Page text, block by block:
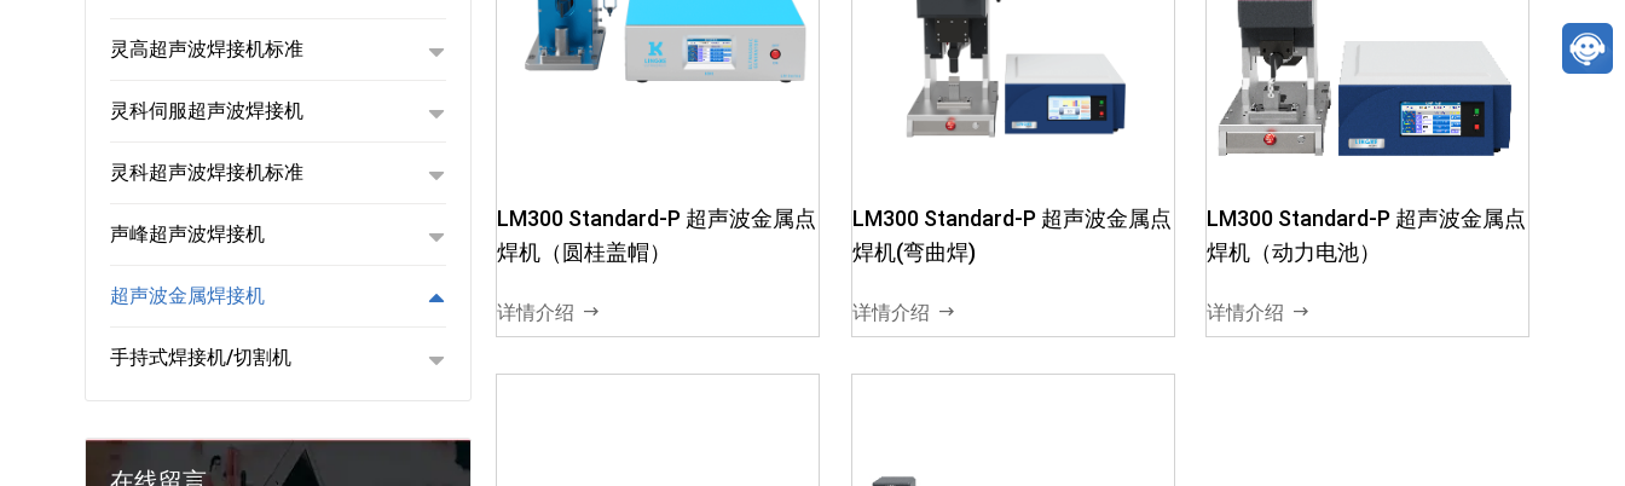
灵高超声波焊接机标准
灵科伺服超声波焊接机
灵科超声波焊接机标准
声峰超声波焊接机
超声波金属焊接机
手持式焊接机/切割机
LM300 Standard-P 超声波金属点
焊机（圆桂盖帽）
详情介绍
LM300 Standard-P 超声波金属点
焊机(弯曲焊)
详情介绍
LM300 Standard-P 超声波金属点
焊机（动力电池）
详情介绍
能量模式、手动模式2、5种智
能管理:品质管理、配方管理、
理3、数据管理:数据导出,自带
储存焊接数据功能...
LM300 High End-P 超声波金
属点焊机 （MES系统）
能量模式、手动模式2、先进
的恒压振幅电路技术,具备时
理:品质监控、监控运行,工作
时频率自动跟踪,焊接异...